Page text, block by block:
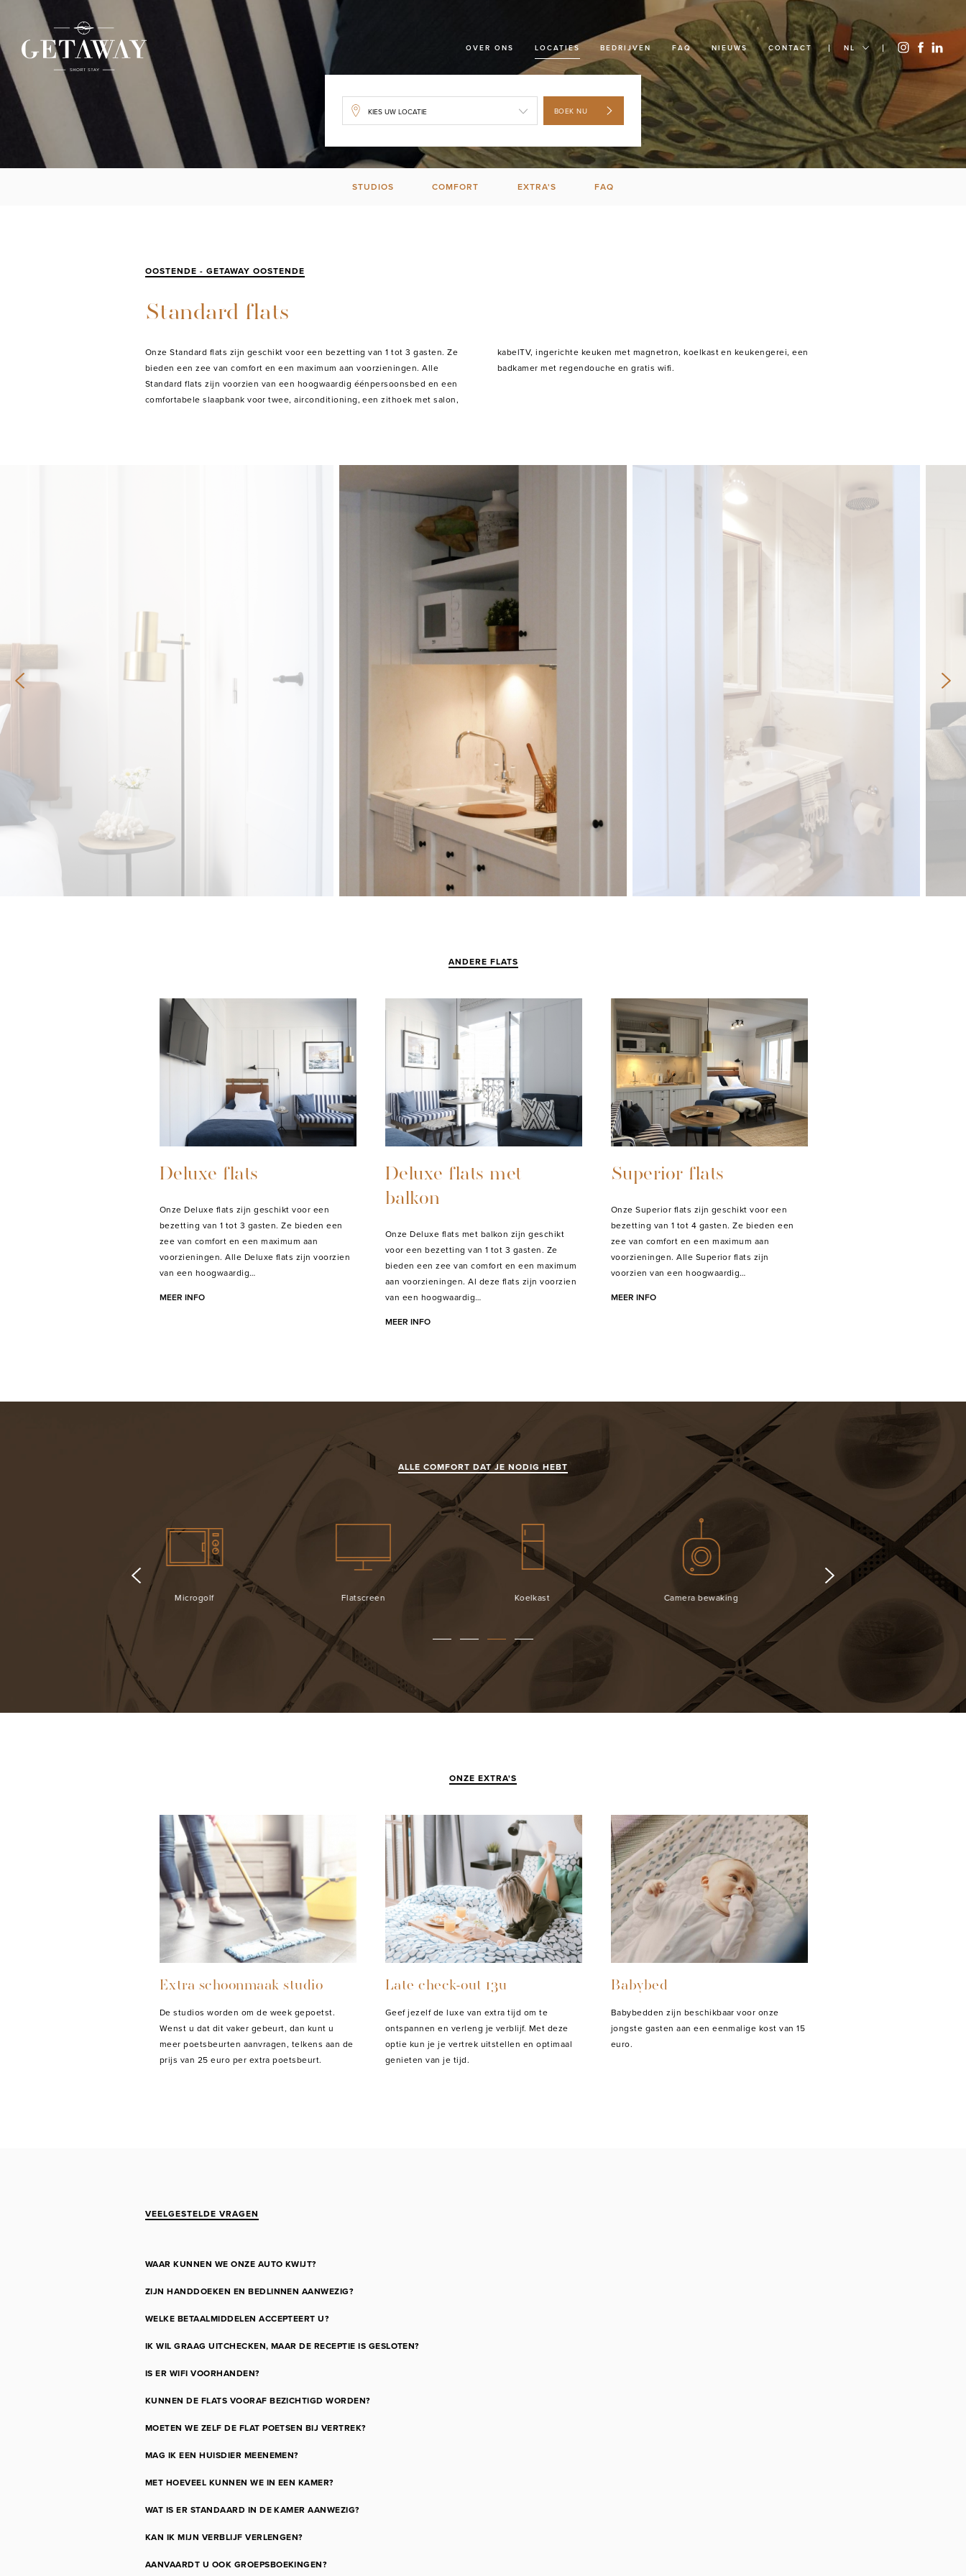
OVER ONS LOCATIES BEDRIJVEN FAQ NIEUWS CONTACT NL
BOEK NU
STUDIOS COMFORT EXTRA'S FAQ
OOSTENDE - GETAWAY OOSTENDE
Standard flats
Onze Standard flats zijn geschikt voor een bezetting van 1 tot 3 gasten. Ze
bieden een zee van comfort en een maximum aan voorzieningen. Alle
Standard flats zijn voorzien van een hoogwaardig éénpersoonsbed en een
comfortabele slaapbank voor twee, airconditioning, een zithoek met salon,
kabelTV, ingerichte keuken met magnetron, koelkast en keukengerei, een
badkamer met regendouche en gratis wifi.
ANDERE FLATS
Deluxe flats
Onze Deluxe flats zijn geschikt voor een
bezetting van 1 tot 3 gasten. Ze bieden een
zee van comfort en een maximum aan
voorzieningen. Alle Deluxe flats zijn voorzien
van een hoogwaardig…
MEER INFO
Deluxe flats met
balkon
Onze Deluxe flats met balkon zijn geschikt
voor een bezetting van 1 tot 3 gasten. Ze
bieden een zee van comfort en een maximum
aan voorzieningen. Al deze flats zijn voorzien
van een hoogwaardig…
MEER INFO
Superior flats
Onze Superior flats zijn geschikt voor een
bezetting van 1 tot 4 gasten. Ze bieden een
zee van comfort en een maximum aan
voorzieningen. Alle Superior flats zijn
voorzien van een hoogwaardig…
MEER INFO
ALLE COMFORT DAT JE NODIG HEBT
Flatscreen Koelkast Camera bewaking Keukengerei
ONZE EXTRA'S
Extra schoonmaak studio
De studios worden om de week gepoetst.
Wenst u dat dit vaker gebeurt, dan kunt u
meer poetsbeurten aanvragen, telkens aan de
prijs van 25 euro per extra poetsbeurt.
Late check-out 13u
Geef jezelf de luxe van extra tijd om te
ontspannen en verleng je verblijf. Met deze
optie kun je je vertrek uitstellen en optimaal
genieten van je tijd.
Babybed
Babybedden zijn beschikbaar voor onze
jongste gasten aan een eenmalige kost van 15
euro.
VEELGESTELDE VRAGEN
WAAR KUNNEN WE ONZE AUTO KWIJT?
ZIJN HANDDOEKEN EN BEDLINNEN AANWEZIG?
WELKE BETAALMIDDELEN ACCEPTEERT U?
IK WIL GRAAG UITCHECKEN, MAAR DE RECEPTIE IS GESLOTEN?
IS ER WIFI VOORHANDEN?
KUNNEN DE FLATS VOORAF BEZICHTIGD WORDEN?
MOETEN WE ZELF DE FLAT POETSEN BIJ VERTREK?
MAG IK EEN HUISDIER MEENEMEN?
MET HOEVEEL KUNNEN WE IN EEN KAMER?
WAT IS ER STANDAARD IN DE KAMER AANWEZIG?
KAN IK MIJN VERBLIJF VERLENGEN?
AANVAARDT U OOK GROEPSBOEKINGEN?